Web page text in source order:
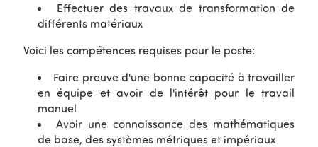
Effectuer des travaux de transformation de
différents matériaux
Voici les compétences requises pour le poste:
Faire preuve d'une bonne capacité à travailler
en équipe et avoir de l'intérêt pour le travail
manuel
Avoir une connaissance des mathématiques
de base, des systèmes métriques et impériaux